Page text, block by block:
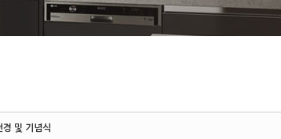
경 및 기념식